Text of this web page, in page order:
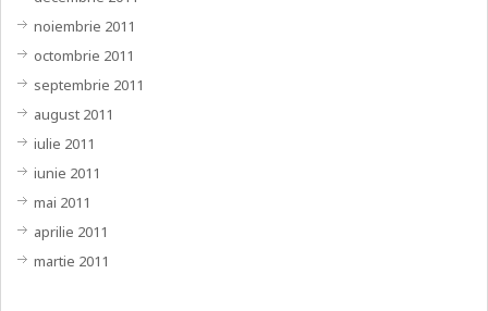
noiembrie 2011
octombrie 2011
septembrie 2011
august 2011
iulie 2011
iunie 2011
mai 2011
aprilie 2011
martie 2011